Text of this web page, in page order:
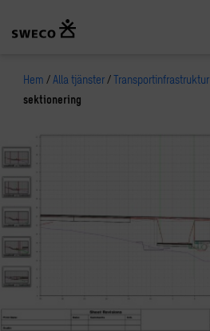
Hem /Alla tjänster /Transportinfrastruktur
sektionering